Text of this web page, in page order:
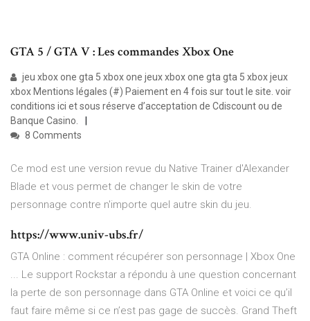
GTA 5 / GTA V : Les commandes Xbox One
jeu xbox one gta 5 xbox one jeux xbox one gta gta 5 xbox jeux
xbox Mentions légales (#) Paiement en 4 fois sur tout le site. voir
conditions ici et sous réserve d’acceptation de Cdiscount ou de
Banque Casino.
8 Comments
Ce mod est une version revue du Native Trainer d'Alexander
Blade et vous permet de changer le skin de votre
personnage contre n'importe quel autre skin du jeu.
https://www.univ-ubs.fr/
GTA Online : comment récupérer son personnage | Xbox One
... Le support Rockstar a répondu à une question concernant
la perte de son personnage dans GTA Online et voici ce qu’il
faut faire même si ce n’est pas gage de succès. Grand Theft